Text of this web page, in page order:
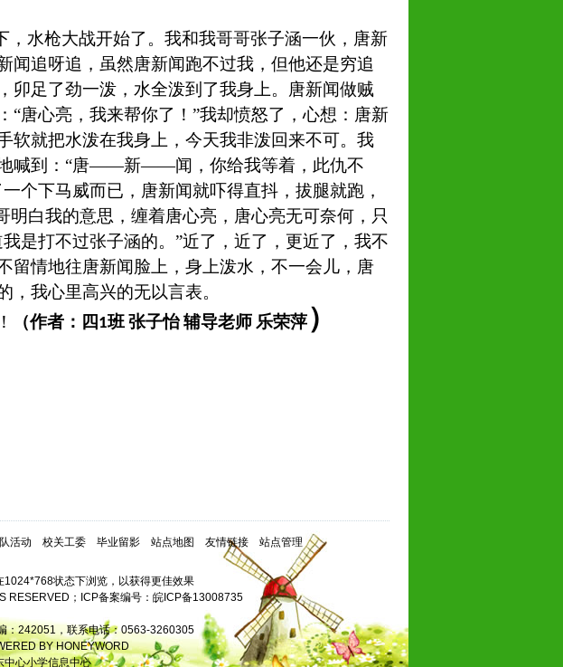
水枪大战开始了。我和我哥哥张子涵一伙，唐新
闻追呀追，虽然唐新闻跑不过我，但他还是穷追
卯足了劲一泼，水全泼到了我身上。唐新闻做贼
“唐心亮，我来帮你了！”我却愤怒了，心想：唐新
软就把水泼在我身上，今天我非泼回来不可。我
喊到：“唐——新——闻，你给我等着，此仇不
个下马威而已，唐新闻就吓得直抖，拔腿就跑，
明白我的意思，缠着唐心亮，唐心亮无可奈何，只
是打不过张子涵的。”近了，近了，更近了，我不
留情地往唐新闻脸上，身上泼水，不一会儿，唐
，我心里高兴的无以言表。
（作者：四 1班 张子怡辅导老师 乐荣萍）
活动 校关工委 毕业留影 站点地图 友情链接 站点管理
状态下浏览，以获得更佳效果
RESERVED；ICP备案编号： 皖ICP备13008735
：242051，联系电话：0563-3260305
BY HONEYWORD
中心小学信息中心